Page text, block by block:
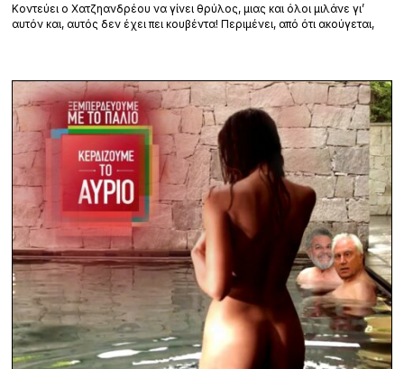
Κοντεύει ο Χατζηανδρέου να γίνει θρύλος, μιας και όλοι μιλάνε γι’
αυτόν και, αυτός δεν έχει πει κουβέντα! Περιμένει, από ότι ακούγεται,